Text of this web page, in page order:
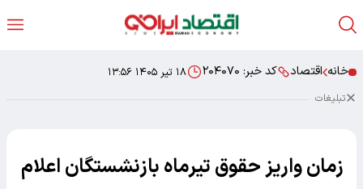
خانه اقتصاد کد خبر: ۲۰۴۰۷۰ ۱۸ تیر ۱۴۰۵ ۱۳:۵۶
تبلیغات
زمان واریز حقوق تیرماه بازنشستگان اعلام